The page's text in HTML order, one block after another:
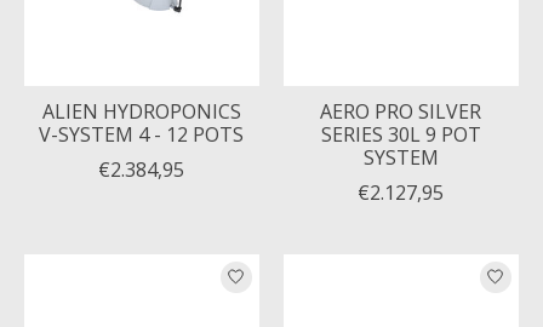
ALIEN HYDROPONICS
V-SYSTEM 4 - 12 POTS
€2.384,95
AERO PRO SILVER
SERIES 30L 9 POT
SYSTEM
€2.127,95